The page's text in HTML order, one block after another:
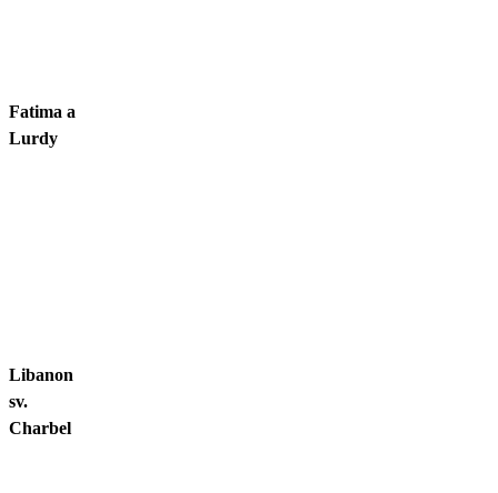
Fatima a
Lurdy
Libanon
sv.
Charbel